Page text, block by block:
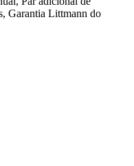
Garantia Littmann do